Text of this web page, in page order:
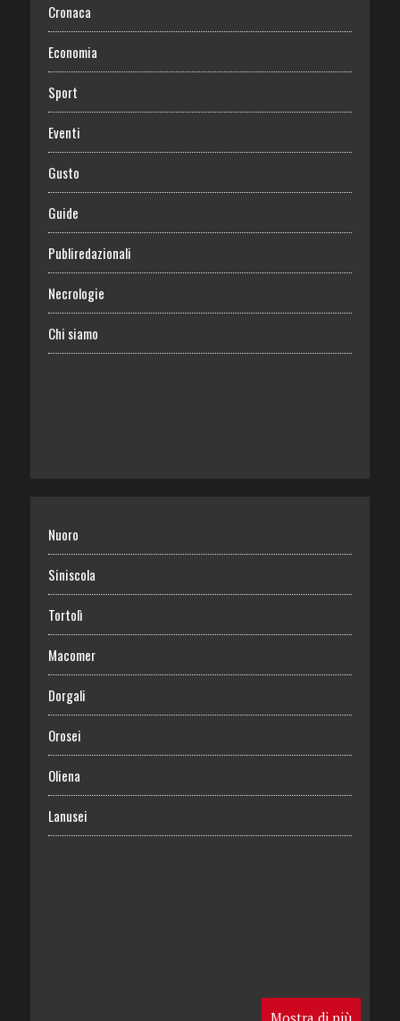
Cronaca
Economia
Sport
Eventi
Gusto
Guide
Publiredazionali
Necrologie
Chi siamo
Nuoro
Siniscola
Tortolì
Macomer
Dorgali
Orosei
Oliena
Lanusei
Mostra di più